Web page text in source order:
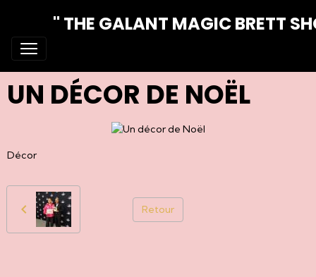
" THE GALANT MAGIC BRETT
UN DÉCOR DE NOËL
Décor
Retour